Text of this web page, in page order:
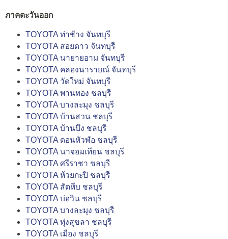
ภาคตะวันออก
TOYOTA ท่าช้าง จันทบุรี
TOYOTA สอยดาว จันทบุรี
TOYOTA นายายอาม จันทบุรี
TOYOTA คลองนารายณ์ จันทบุรี
TOYOTA วัดใหม่ จันทบุรี
TOYOTA พานทอง ชลบุรี
TOYOTA บางละมุง ชลบุรี
TOYOTA บ้านสวน ชลบุรี
TOYOTA บ้านบึง ชลบุรี
TOYOTA ดอนหัวฬ่อ ชลบุรี
TOYOTA นาจอมเทียน ชลบุรี
TOYOTA ศรีราชา ชลบุรี
TOYOTA ห้วยกะปิ ชลบุรี
TOYOTA สัตหีบ ชลบุรี
TOYOTA บ่อวิน ชลบุรี
TOYOTA บางละมุง ชลบุรี
TOYOTA ทุ่งสุขลา ชลบุรี
TOYOTA เมือง ชลบุรี